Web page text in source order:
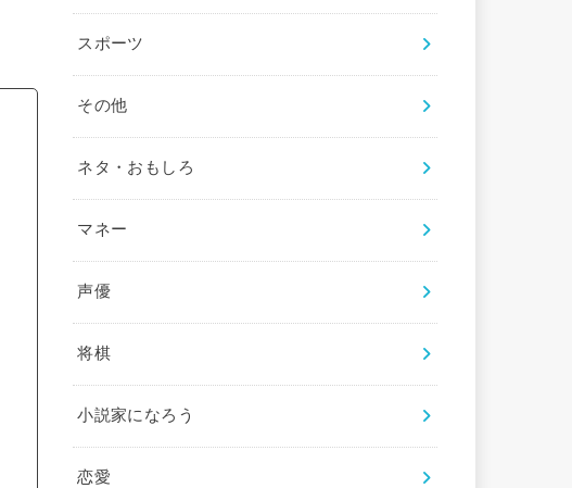
スポーツ
その他
ネタ・おもしろ
マネー
声優
将棋
小説家になろう
恋愛